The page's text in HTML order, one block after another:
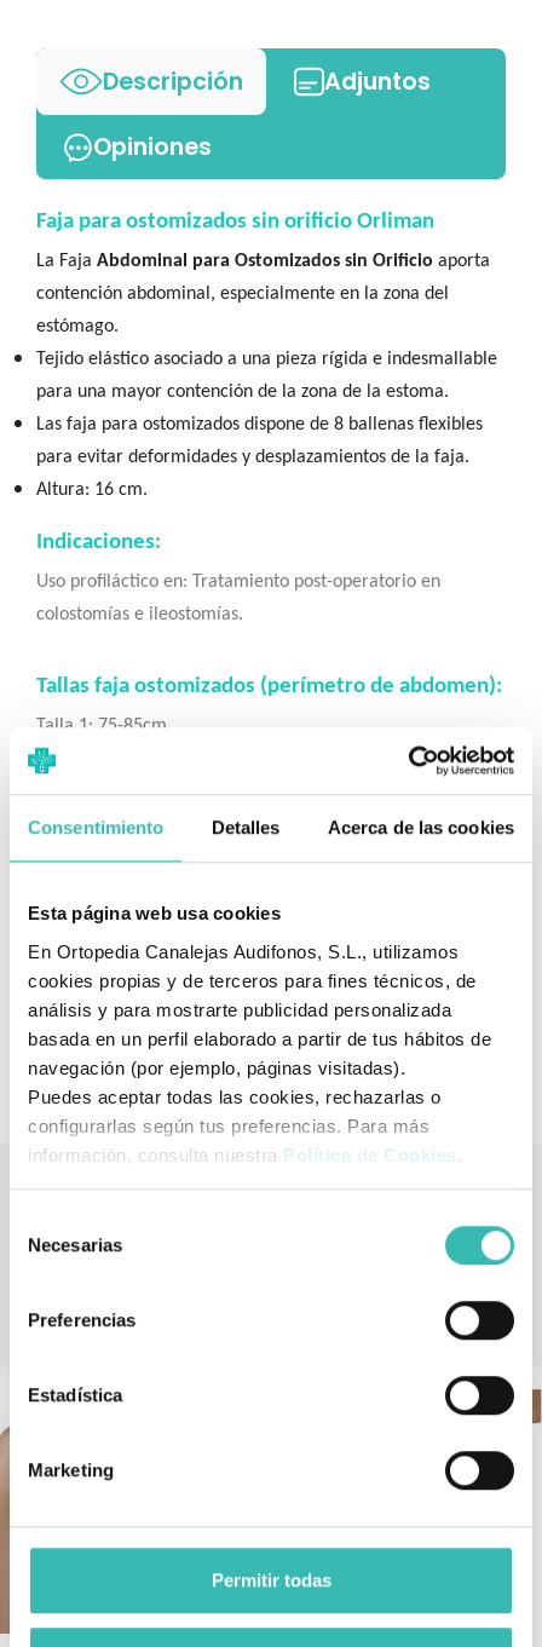
Consentimiento Detalles Acerca de las cookies
Esta página web usa cookies
En Ortopedia Canalejas Audifonos, S.L., utilizamos
cookies propias y de terceros para fines técnicos, de
análisis y para mostrarte publicidad personalizada
basada en un perfil elaborado a partir de tus hábitos de
navegación (por ejemplo, páginas visitadas).
Puedes aceptar todas las cookies, rechazarlas o
configurarlas según tus preferencias. Para más
información, consulta nuestra Política de Cookies .
Necesarias
Preferencias
Estadística
Marketing
Permitir todas
Descripción
Adjuntos
Opiniones
Faja para ostomizados sin orificio Orliman
La Faja Abdominal para Ostomizados sin Orificio aporta
contención abdominal, especialmente en la zona del
estómago.
Tejido elástico asociado a una pieza rígida e indesmallable
para una mayor contención de la zona de la estoma.
Las faja para ostomizados dispone de 8 ballenas flexibles
para evitar deformidades y desplazamientos de la faja.
Altura: 16 cm.
Indicaciones:
Uso profiláctico en: Tratamiento post-operatorio en
colostomías e ileostomías.
Tallas faja ostomizados (perímetro de abdomen):
Talla 1: 75-85cm.
Talla2: 85-95 cm.
Talla 3: 95-105 cm.
Modelo: Orliman COL-160
Tienda de artículos ortopédicos
También podría interesarle